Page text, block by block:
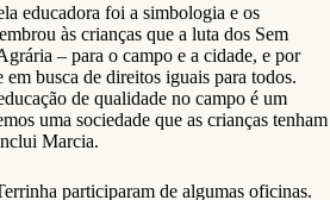
educadora foi a simbologia e os
às crianças que a luta dos Sem
– para o campo e a cidade, e por
em busca de direitos iguais para todos.
de qualidade no campo é um
uma sociedade que as crianças tenham
Marcia.
participaram de algumas oficinas.